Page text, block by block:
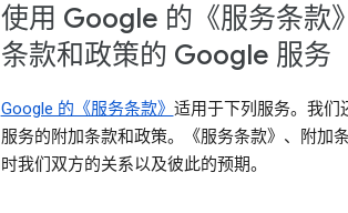
使用 Google 的《服务条款
条款和政策的 Google 服务
Google 的《服务条款》 适用于下列服务。我们
服务的附加条款和政策。《服务条款》、附加
时我们双方的关系以及彼此的预期。